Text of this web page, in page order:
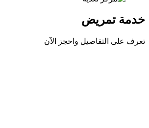
خدمة تمريض
تعرف على التفاصيل واحجز الآن